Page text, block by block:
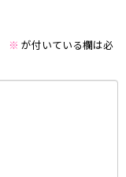
※ が付いている欄は必